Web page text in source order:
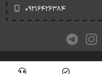
۰۹۲۱۶۴۲۶۳۸۴
ایران عرضه می‌باشد.